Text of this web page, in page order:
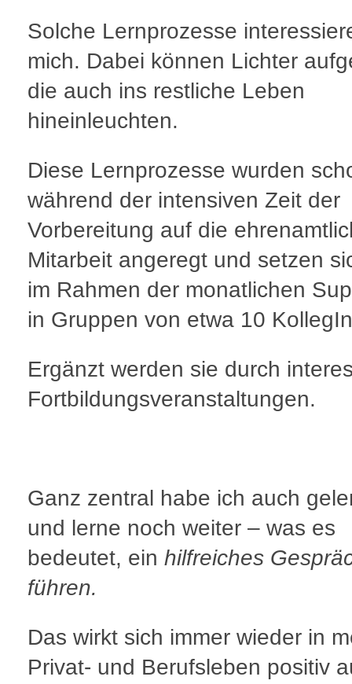
Solche Lernprozesse
mich. Dabei können Lichter
die auch ins restliche Leben
hineinleuchten.
Diese Lernprozesse wurden
während der intensiven Zeit der
Vorbereitung auf die
Mitarbeit angeregt und setzen
im Rahmen der monatlichen
in Gruppen von etwa 10
Ergänzt werden sie durch
Fortbildungsveranstaltungen.
Ganz zentral habe ich auch
und lerne noch weiter – was es
bedeutet, ein hilfreiches
führen.
Das wirkt sich immer wieder in
Privat- und Berufsleben positiv